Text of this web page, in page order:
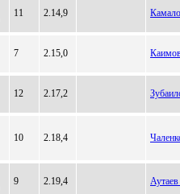
11 2.14,9
7 2.15,0
12 2.17,2
10 2.18,4
9 2.19,4